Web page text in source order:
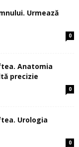
Urmează
0
Anatomia
precizie
0
Urologia
0